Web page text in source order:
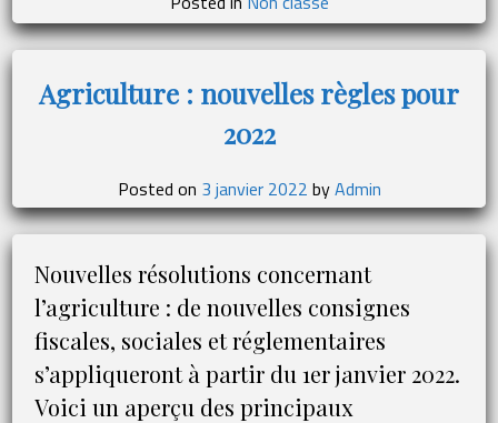
conseils
pour
bien
gérer
réputation
en
2022
!
Agriculture : nouvelles règles pour
2022
Posted on 3 janvier 2022 byAdmin
Nouvelles résolutions concernant
l’agriculture : de nouvelles consignes
fiscales, sociales et réglementaires
s’appliqueront à partir du 1er janvier 2022.
Voici un aperçu des principaux